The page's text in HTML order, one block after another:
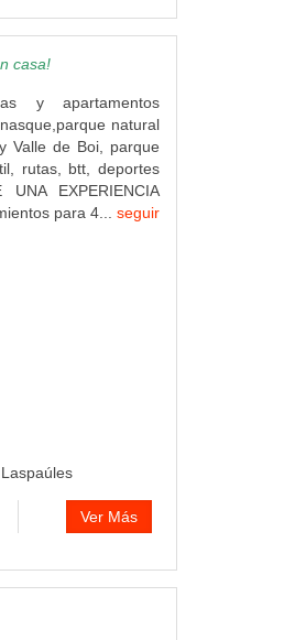
casa!
y apartamentos
natural
Valle de Boi, parque
rutas, btt, deportes
EXPERIENCIA
para 4... seguir
Ver Más